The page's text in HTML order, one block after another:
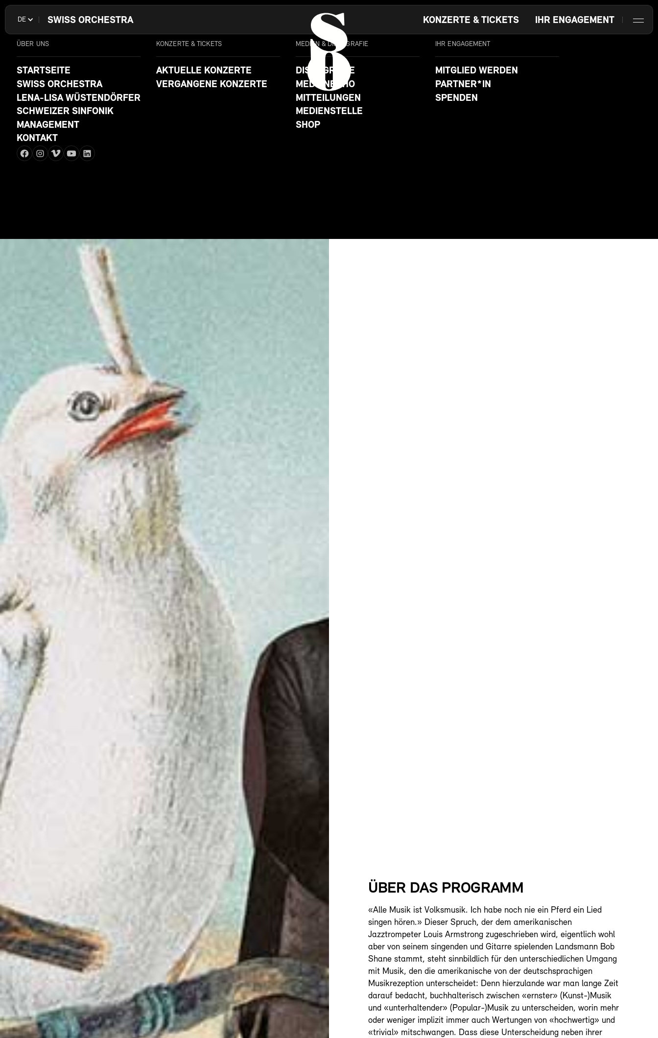
DE SWISS ORCHESTRA KONZERTE & TICKETS IHR ENGAGEMENT
ÜBER UNS
STARTSEITE
SWISS ORCHESTRA
LENA-LISA WÜSTENDÖRFER
SCHWEIZER SINFONIK
MANAGEMENT
KONTAKT
KONZERTE & TICKETS
AKTUELLE KONZERTE
VERGANGENE KONZERTE
MEDIEN & DISKOGRAFIE
DISKOGRAFIE
MEDIENECHO
MITTEILUNGEN
MEDIENSTELLE
SHOP
IHR ENGAGEMENT
MITGLIED WERDEN
PARTNER*IN
SPENDEN
ÜBER DAS PROGRAMM
«Alle Musik ist Volksmusik. Ich habe noch nie ein Pferd ein Lied
singen hören.» Dieser Spruch, der dem amerikanischen
Jazztrompeter Louis Armstrong zugeschrieben wird, eigentlich wohl
aber von seinem singenden und Gitarre spielenden Landsmann Bob
Shane stammt, steht sinnbildlich für den unterschiedlichen Umgang
mit Musik, den die amerikanische von der deutschsprachigen
Musikrezeption unterscheidet: Denn hierzulande war man lange Zeit
darauf bedacht, buchhalterisch zwischen «ernster» (Kunst-)Musik
und «unterhaltender» (Popular-)Musik zu unterscheiden, worin mehr
oder weniger implizit immer auch Wertungen von «hochwertig» und
«trivial» mitschwangen. Dass diese Unterscheidung neben ihrer